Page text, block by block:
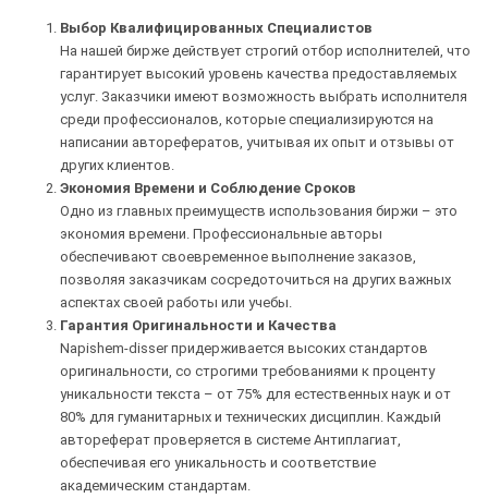
Выбор Квалифицированных Специалистов
На нашей бирже действует строгий отбор исполнителей, что
гарантирует высокий уровень качества предоставляемых
услуг. Заказчики имеют возможность выбрать исполнителя
среди профессионалов, которые специализируются на
написании авторефератов, учитывая их опыт и отзывы от
других клиентов.
Экономия Времени и Соблюдение Сроков
Одно из главных преимуществ использования биржи – это
экономия времени. Профессиональные авторы
обеспечивают своевременное выполнение заказов,
позволяя заказчикам сосредоточиться на других важных
аспектах своей работы или учебы.
Гарантия Оригинальности и Качества
Napishem-disser придерживается высоких стандартов
оригинальности, со строгими требованиями к проценту
уникальности текста – от 75% для естественных наук и от
80% для гуманитарных и технических дисциплин. Каждый
автореферат проверяется в системе Антиплагиат,
обеспечивая его уникальность и соответствие
академическим стандартам.